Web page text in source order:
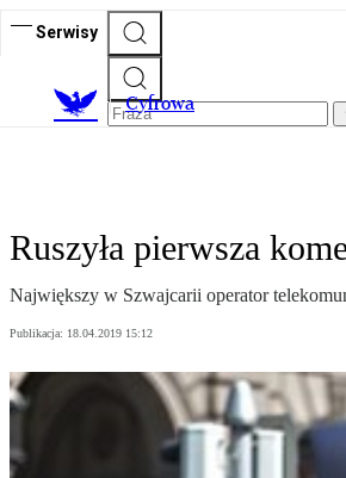
Serwisy
Cyfrowa
Ruszyła pierwsza
Największy w Szwajcarii operator
Publikacja: 18.04.2019 15:12